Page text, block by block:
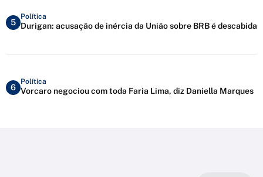
5
Política
Durigan: acusação de inércia da União sobre BRB é descabida
6
Política
Vorcaro negociou com toda Faria Lima, diz Daniella Marques